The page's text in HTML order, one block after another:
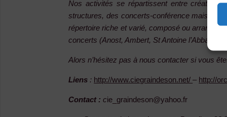
Nos activités se répartissent entre création,
structures, des concerts-conférence mais
répertoire riche et varié, composé ou arrangé
concerts (Anost, Ambert, St Antoine
Alors n’hésitez pas à nous contacter si vous
Liens : http://www.ciegraindeson.net/– http://
Contact :cie_graindeson@yahoo.fr